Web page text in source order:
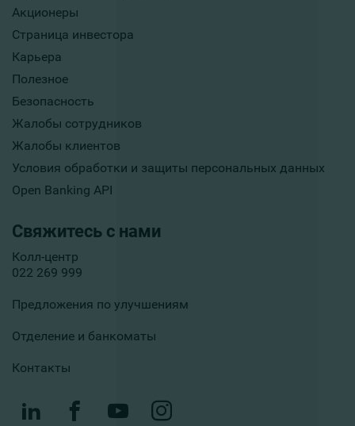
Акционеры
Страница инвестора
Карьера
Полезное
Безопасность
Жалобы сотрудников
Жалобы клиентов
Условия обработки и защиты персональных данных
Open Banking API
Свяжитесь с нами
Колл-центр
022 269 999
Предложения по улучшениям
Отделение и банкоматы
Контакты